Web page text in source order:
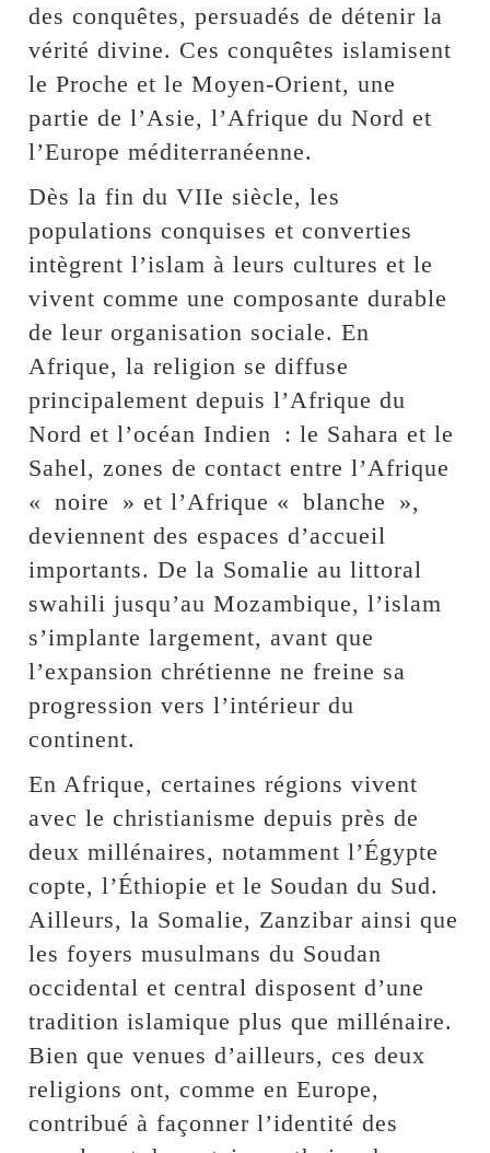
des conquêtes, persuadés de détenir la
vérité divine. Ces conquêtes islamisent
le Proche et le Moyen-Orient, une
partie de l’Asie, l’Afrique du Nord et
l’Europe méditerranéenne.
Dès la fin du VIIe siècle, les
populations conquises et converties
intègrent l’islam à leurs cultures et le
vivent comme une composante durable
de leur organisation sociale. En
Afrique, la religion se diffuse
principalement depuis l’Afrique du
Nord et l’océan Indien : le Sahara et le
Sahel, zones de contact entre l’Afrique
« noire » et l’Afrique « blanche »,
deviennent des espaces d’accueil
importants. De la Somalie au littoral
swahili jusqu’au Mozambique, l’islam
s’implante largement, avant que
l’expansion chrétienne ne freine sa
progression vers l’intérieur du
continent.
En Afrique, certaines régions vivent
avec le christianisme depuis près de
deux millénaires, notamment l’Égypte
copte, l’Éthiopie et le Soudan du Sud.
Ailleurs, la Somalie, Zanzibar ainsi que
les foyers musulmans du Soudan
occidental et central disposent d’une
tradition islamique plus que millénaire.
Bien que venues d’ailleurs, ces deux
religions ont, comme en Europe,
contribué à façonner l’identité des